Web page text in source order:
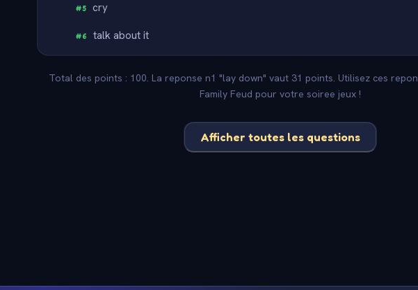
#5 cry
#6 talk about it
Total des points : 100. La reponse n1 "lay down" vaut 31 points. Utilisez ces
Family Feud pour votre soiree jeux !
Afficher toutes les questions